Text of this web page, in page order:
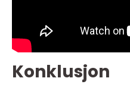
Konklusjon